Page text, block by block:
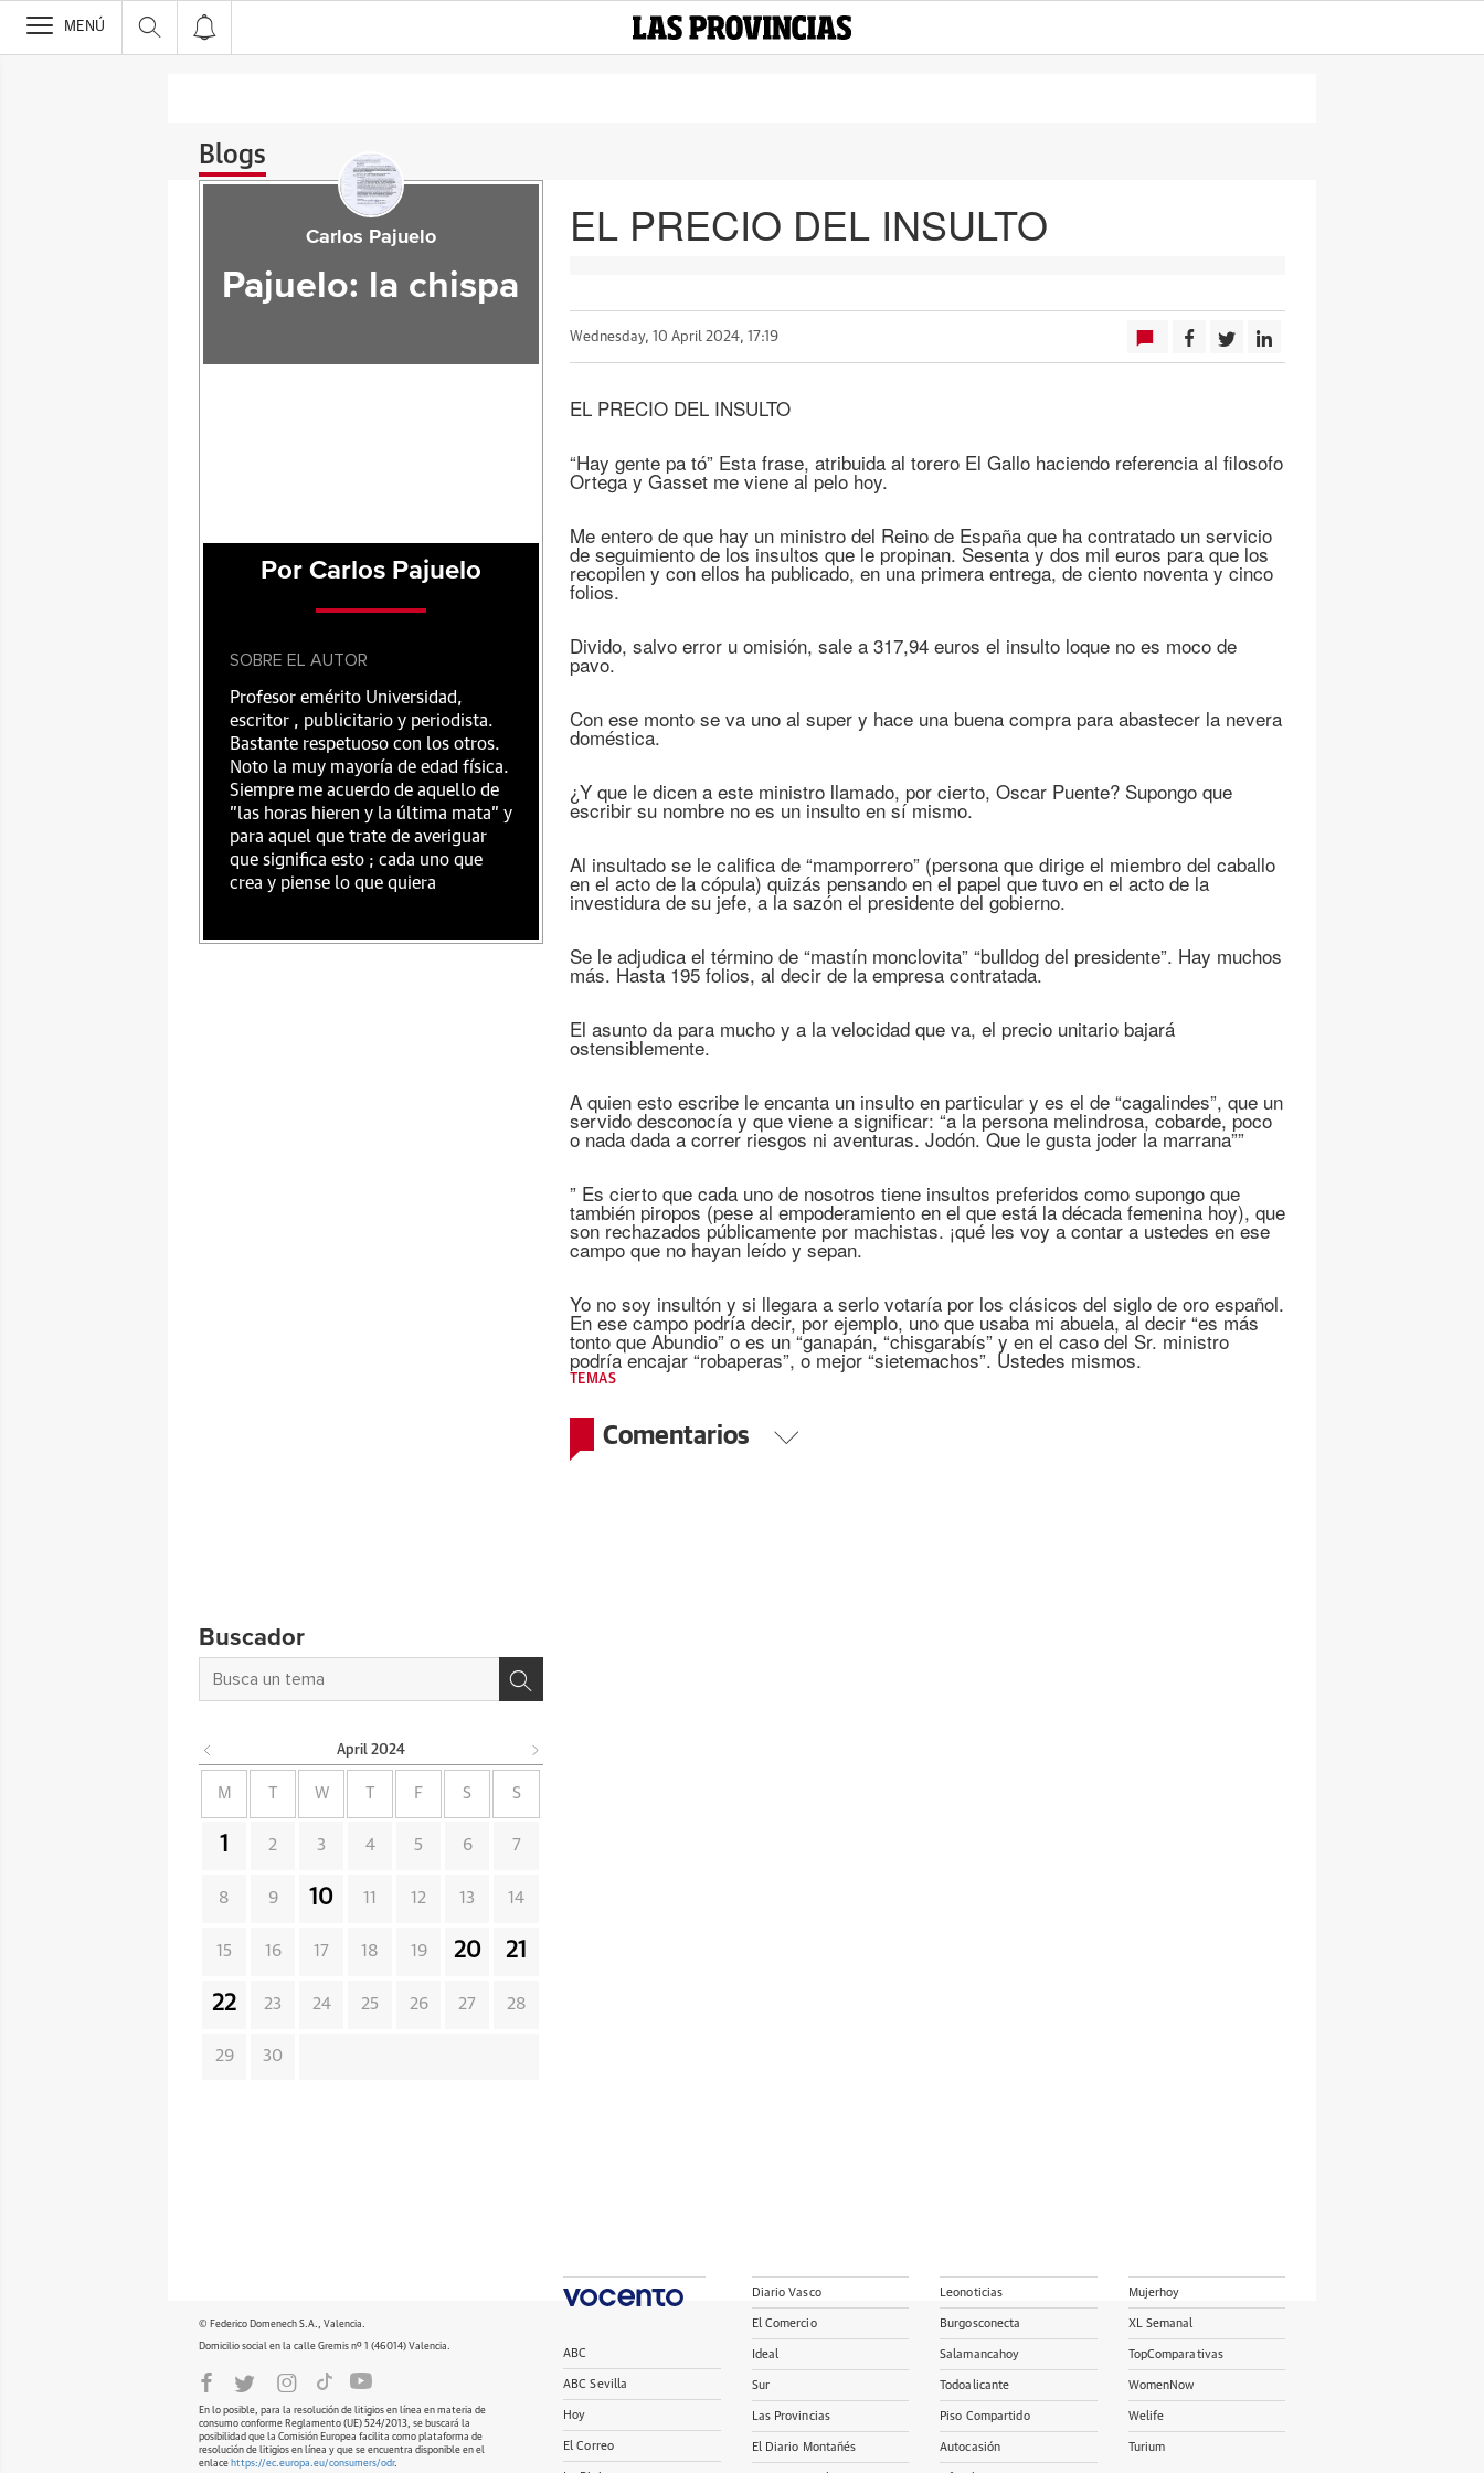
>
MENÚ
Blogs
EL PRECIO DEL INSULTO
Wednesday, 10 April 2024, 17:19
EL PRECIO DEL INSULTO
“Hay gente pa tó” Esta frase, atribuida al torero El Gallo haciendo referencia al filosofo
Ortega y Gasset me viene al pelo hoy.
Me entero de que hay un ministro del Reino de España que ha contratado un servicio
de seguimiento de los insultos que le propinan. Sesenta y dos mil euros para que los
recopilen y con ellos ha publicado, en una primera entrega, de ciento noventa y cinco
folios.
Divido, salvo error u omisión, sale a 317,94 euros el insulto loque no es moco de
pavo.
Con ese monto se va uno al super y hace una buena compra para abastecer la nevera
doméstica.
¿Y que le dicen a este ministro llamado, por cierto, Oscar Puente? Supongo que
escribir su nombre no es un insulto en sí mismo.
Al insultado se le califica de “mamporrero” (persona que dirige el miembro del caballo
en el acto de la cópula) quizás pensando en el papel que tuvo en el acto de la
investidura de su jefe, a la sazón el presidente del gobierno.
Se le adjudica el término de “mastín monclovita” “bulldog del presidente”. Hay muchos
más. Hasta 195 folios, al decir de la empresa contratada.
El asunto da para mucho y a la velocidad que va, el precio unitario bajará
ostensiblemente.
A quien esto escribe le encanta un insulto en particular y es el de “cagalindes”, que un
servido desconocía y que viene a significar: “a la persona melindrosa, cobarde, poco
o nada dada a correr riesgos ni aventuras. Jodón. Que le gusta joder la marrana””
” Es cierto que cada uno de nosotros tiene insultos preferidos como supongo que
también piropos (pese al empoderamiento en el que está la década femenina hoy), que
son rechazados públicamente por machistas. ¡qué les voy a contar a ustedes en ese
campo que no hayan leído y sepan.
Yo no soy insultón y si llegara a serlo votaría por los clásicos del siglo de oro español.
En ese campo podría decir, por ejemplo, uno que usaba mi abuela, al decir “es más
tonto que Abundio” o es un “ganapán, “chisgarabís” y en el caso del Sr. ministro
podría encajar “robaperas”, o mejor “sietemachos”. Ustedes mismos.
TEMAS
Comentarios
Carlos Pajuelo
Pajuelo: la chispa
Por Carlos Pajuelo
SOBRE EL AUTOR
Profesor emérito Universidad,
escritor , publicitario y periodista.
Bastante respetuoso con los otros.
Noto la muy mayoría de edad física.
Siempre me acuerdo de aquello de
"las horas hieren y la última mata" y
para aquel que trate de averiguar
que significa esto ; cada uno que
crea y piense lo que quiera
Buscador
April 2024
M W F S S
1 2 3 4 5 6 7
8 9 10 11 12 13 14
15 16 17 18 19 20 21
22 23 24 25 26 27 28
29 30
© Federico Domenech S.A., Valencia.
Domicilio social en la calle Gremis nº 1 (46014) Valencia.
En lo posible, para la resolución de litigios en línea en materia de
consumo conforme Reglamento (UE) 524/2013, se buscará la
posibilidad que la Comisión Europea facilita como plataforma de
resolución de litigios en línea y que se encuentra disponible en el
enlace https://ec.europa.eu/consumers/odr.
ABC
ABC Sevilla
Hoy
El Correo
Diario Vasco
El Comercio
Ideal
Sur
Las Provincias
El Diario Montañés
Leonoticias
Burgosconecta
Salamancahoy
Todoalicante
Piso Compartido
Autocasión
Mujerhoy
XL Semanal
TopComparativas
WomenNow
Welife
Turium